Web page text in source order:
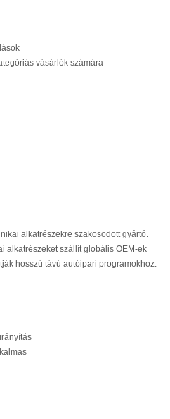
vásárlók számára
alkatrészekre szakosodott gyártó.
alkatrészeket szállít globális OEM-ek
hosszú távú autóipari programokhoz.